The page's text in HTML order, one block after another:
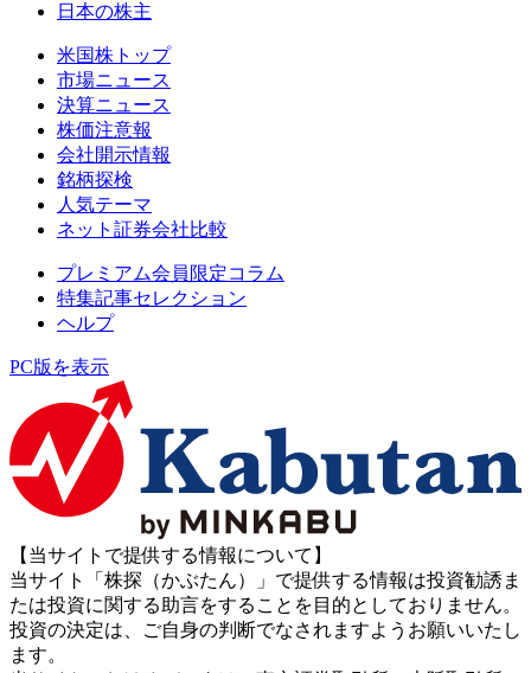
日本の株主
米国株トップ
市場ニュース
決算ニュース
株価注意報
会社開示情報
銘柄探検
人気テーマ
ネット証券会社比較
プレミアム会員限定コラム
特集記事セレクション
ヘルプ
PC版を表示
【当サイトで提供する情報について】
当サイト「株探（かぶたん）」で提供する情報は投資勧誘ま
たは投資に関する助言をすることを目的としておりません。
投資の決定は、ご自身の判断でなされますようお願いいたし
ます。